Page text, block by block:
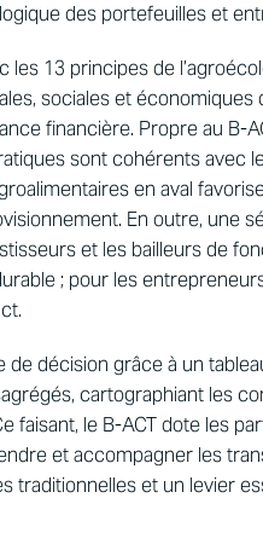
des portefeuilles et
les 13 principes de
sociales et
financière. Propre au B-
sont cohérents avec
en aval
En outre, une
et les bailleurs de
; pour les
de décision grâce à un
cartographiant les
faisant, le B-ACT dote les
et accompagner les
traditionnelles et un levier